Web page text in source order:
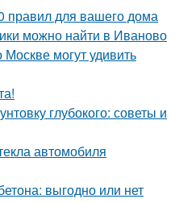
правил для вашего дома
можно найти в Иваново
могут удивить
глубокого: советы и
автомобиля
выгодно или нет